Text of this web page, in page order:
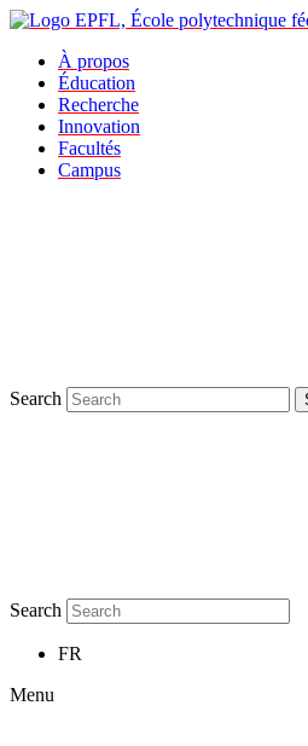
À propos
Éducation
Recherche
Innovation
Facultés
Campus
Search
Search
FR
Menu